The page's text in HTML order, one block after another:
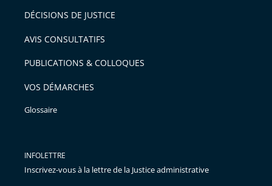
DÉCISIONS DE JUSTICE
AVIS CONSULTATIFS
PUBLICATIONS & COLLOQUES
VOS DÉMARCHES
Glossaire
INFOLETTRE
Inscrivez-vous à la lettre de la Justice administrative